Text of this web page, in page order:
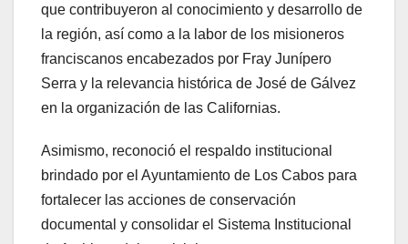
que contribuyeron al conocimiento y desarrollo de
la región, así como a la labor de los misioneros
franciscanos encabezados por Fray Junípero
Serra y la relevancia histórica de José de Gálvez
en la organización de las Californias.
Asimismo, reconoció el respaldo institucional
brindado por el Ayuntamiento de Los Cabos para
fortalecer las acciones de conservación
documental y consolidar el Sistema Institucional